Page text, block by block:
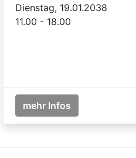
Dienstag, 19.01.2038
11.00 - 18.00
mehr Infos